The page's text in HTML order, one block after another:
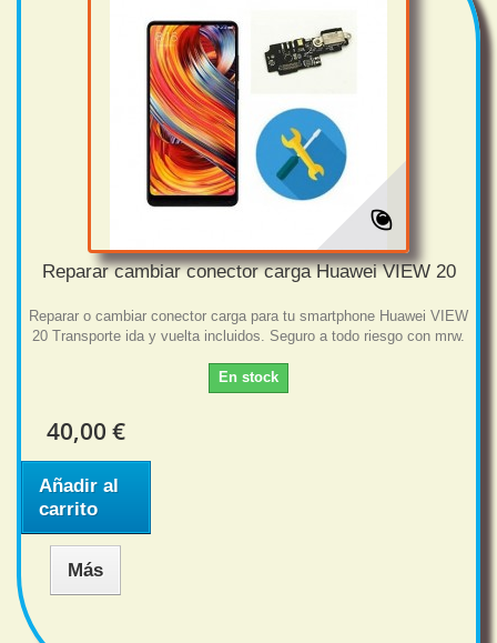
Reparar cambiar conector carga Huawei VIEW 20
Reparar o cambiar conector carga para tu smartphone Huawei VIEW
20 Transporte ida y vuelta incluidos. Seguro a todo riesgo con mrw.
En stock
40,00 €
Añadir al
carrito
Más